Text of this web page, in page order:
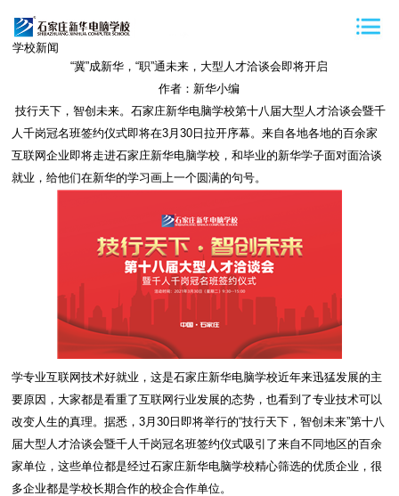
学校新闻
“冀”成新华，“职”通未来，大型人才洽谈会即将开启
作者：新华小编
技行天下，智创未来。石家庄新华电脑学校第十八届大型人才洽谈会暨千
人千岗冠名班签约仪式即将在3月30日拉开序幕。来自各地各地的百余家
互联网企业即将走进石家庄新华电脑学校，和毕业的新华学子面对面洽谈
就业，给他们在新华的学习画上一个圆满的句号。
学专业互联网技术好就业，这是石家庄新华电脑学校近年来迅猛发展的主
要原因，大家都是看重了互联网行业发展的态势，也看到了专业技术可以
改变人生的真理。据悉，3月30日即将举行的“技行天下，智创未来”第十八
届大型人才洽谈会暨千人千岗冠名班签约仪式吸引了来自不同地区的百余
家单位，这些单位都是经过石家庄新华电脑学校精心筛选的优质企业，很
多企业都是学校长期合作的校企合作单位。